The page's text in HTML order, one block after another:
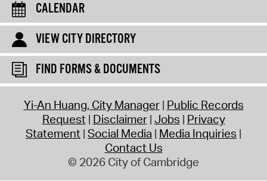
CALENDAR
VIEW CITY DIRECTORY
FIND FORMS & DOCUMENTS
Yi-An Huang, City Manager Public Records
Request Disclaimer Jobs Privacy
Statement Social Media Media Inquiries
Contact Us
© 2026 City of Cambridge